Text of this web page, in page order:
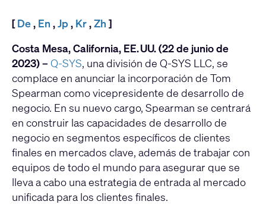
[De, En ,Jp, Kr,Zh ]
Costa Mesa, California, EE. UU. (22 de junio de
2023) – Q-SYS, una división de Q-SYS LLC, se
complace en anunciar la incorporación de Tom
Spearman como vicepresidente de desarrollo de
negocio. En su nuevo cargo, Spearman se centrará
en construir las capacidades de desarrollo de
negocio en segmentos específicos de clientes
finales en mercados clave, además de trabajar con
equipos de todo el mundo para asegurar que se
lleva a cabo una estrategia de entrada al mercado
unificada para los clientes finales.